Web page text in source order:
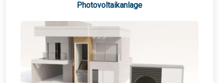
Photovoltaikanlage